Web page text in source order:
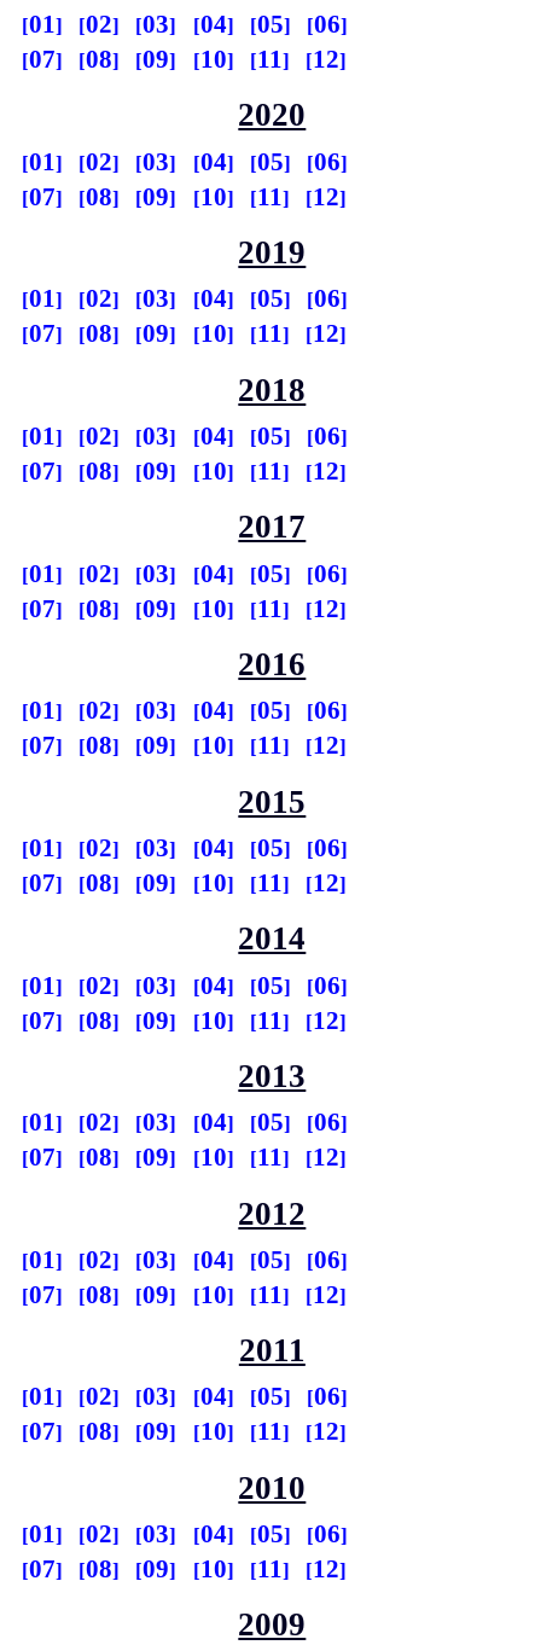
01 02 03 04 05
06
07
08 09 10 11 12
2020
01 02 03 04 05
06
07
08 09 10 11 12
2019
01 02 03 04 05
06
07
08 09 10 11 12
2018
01 02 03 04 05
06
07
08 09 10 11 12
2017
01 02 03 04 05
06
07
08 09 10 11 12
2016
01 02 03 04 05
06
07
08 09 10 11 12
2015
01 02 03 04 05
06
07
08 09 10 11 12
2014
01 02 03 04 05
06
07
08 09 10 11 12
2013
01 02 03 04 05
06
07
08 09 10 11 12
2012
01 02 03 04 05
06
07
08 09 10 11 12
2011
01 02 03 04 05
06
07
08 09 10 11 12
2010
01 02 03 04 05
06
07
08 09 10 11 12
2009